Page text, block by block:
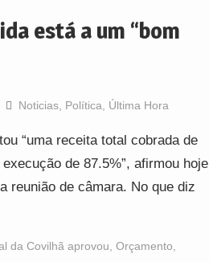
está a um “bom
Noticias, Política Última Hora
“uma receita total cobrada de
de 87.5%”, afirmou hoje
reunião de câmara. No que diz
da Covilhã aprovou Orçamento